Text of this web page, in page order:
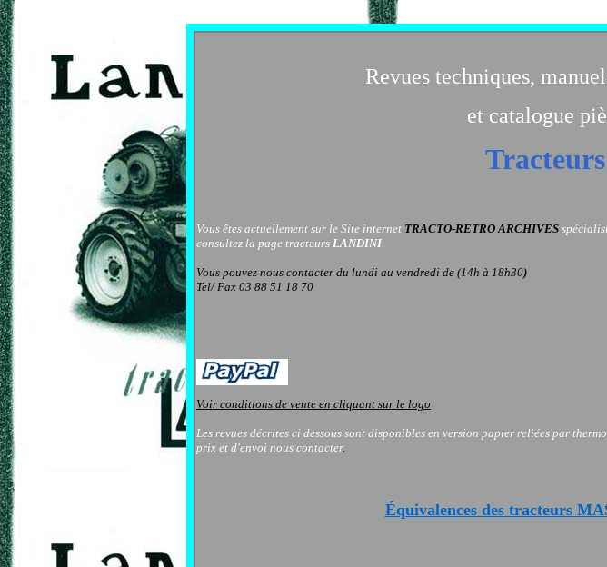
Revues techniques,
et catalogue
Vous êtes actuellement sur le Site internet TRACTO-RETRO ARCHIVES
consultez la page tracteurs LANDINI
Vous pouvez nous contacter du lundi au vendredi de (14h à 18h30)
Tel/ Fax 03 88 51 18 70
Voir conditions de vente en cliquant sur le logo
Les revues décrites ci dessous sont disponibles en version papier reliées par
prix et d'envoi nous contacter.
Équivalences des tracteurs